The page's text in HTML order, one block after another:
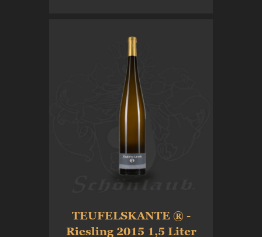
TEUFELSKANTE ® -
Riesling 2015 1,5 Liter